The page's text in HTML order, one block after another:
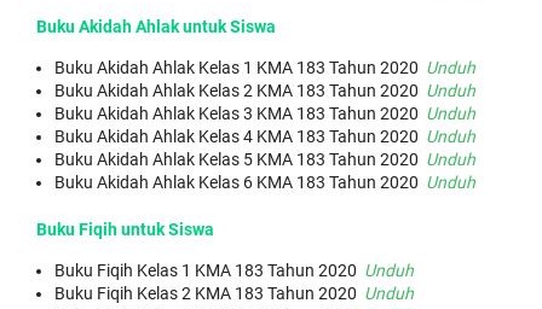
Buku Akidah Ahlak untuk Siswa
Buku Akidah Ahlak Kelas 1 KMA 183 Tahun 2020 Unduh
Buku Akidah Ahlak Kelas 2 KMA 183 Tahun 2020 Unduh
Buku Akidah Ahlak Kelas 3 KMA 183 Tahun 2020 Unduh
Buku Akidah Ahlak Kelas 4 KMA 183 Tahun 2020 Unduh
Buku Akidah Ahlak Kelas 5 KMA 183 Tahun 2020 Unduh
Buku Akidah Ahlak Kelas 6 KMA 183 Tahun 2020 Unduh
Buku Fiqih untuk Siswa
Buku Fiqih Kelas 1 KMA 183 Tahun 2020 Unduh
Buku Fiqih Kelas 2 KMA 183 Tahun 2020 Unduh